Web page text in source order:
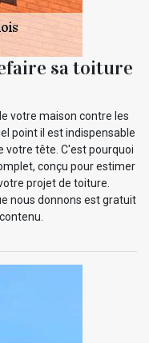
sa toiture
votre maison contre les
point il est indispensable
votre tête. C'est pourquoi
conçu pour estimer
projet de toiture.
nous donnons est gratuit